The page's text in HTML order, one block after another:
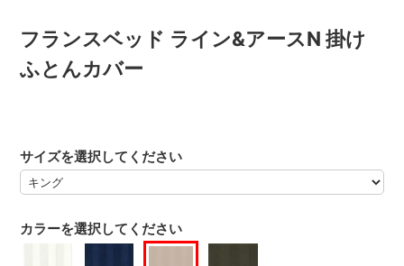
フランスベッド ライン&アースN 掛け
ふとんカバー
カラーを選択してください
サイズを選択してください